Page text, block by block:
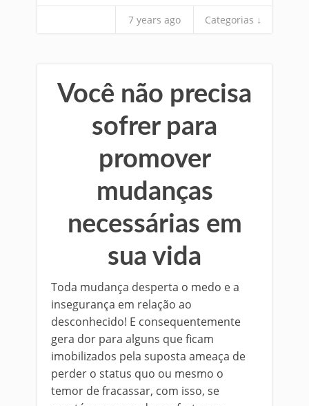
7 years ago Categorias ↓
Você não precisa
sofrer para
promover
mudanças
necessárias em
sua vida
Toda mudança desperta o medo e a
insegurança em relação ao
desconhecido! E consequentemente
gera dor para alguns que ficam
imobilizados pela suposta ameaça de
perder o status quo ou mesmo o
temor de fracassar, com isso, se